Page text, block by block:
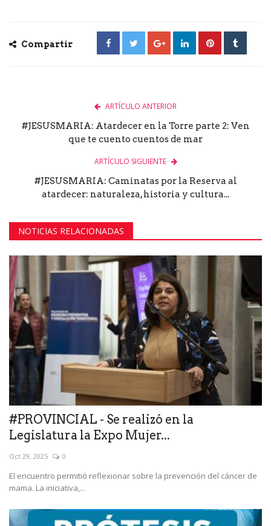
Compartir
ARTÍCULO ANTERIOR
#JESUSMARIA: Atardecer en la Torre parte 2: Ven
que te cuento cuentos de mar
ARTÍCULO SIGUIENTE
#JESUSMARIA: Caminatas por la Reserva al
atardecer: naturaleza, historia y cultura...
NOTICIAS RELACIONADAS
#PROVINCIAL - Se realizó en la
Legislatura la Expo Mujer...
Oct 29, 2025 0
El encuentro permitió reflexionar sobre la prevención del cáncer de
mama. La iniciativa,...